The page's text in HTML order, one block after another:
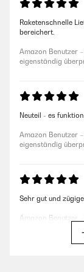
Raketenschnelle
bereichert.
Amazon Benutzer
eigenständig
Neuteil - es
Amazon Benutzer
eigenständig
Sehr gut und
Amazon Benutzer
eigenständig